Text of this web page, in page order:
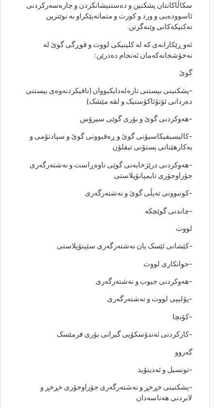
سکاڵاکانتان پشکنین و دەستنیشانکردن و چارەسەرکردنی
ئاسوودەیی و ورد و کورت و متمانەپێکراو بە نوێترین
تەکنیکەکانی وێنەگرتن.
ئەو ڕێکارانەی کە لە کلینیکی لووت و قوڕگی گوێ لە
نەخۆشخانەکەمان ئەنجام دەدرێن:
گوێ
-پشکنینی بیستنی تازەلەدایکبووان (تاقیکردنەوەی بیستنی
دەردانی ئۆتۆئاکۆستیک و لقە مێشک)
-هەوکردنی گوێ و بۆری گوێی سیرۆس
-کالیسیفیکاسیۆنی گوێ و ڕەقبوونی گوێ و سپادتۆمی و
بەکارهێنانی پستۆنی تیفلۆن
-هەوکردنی درێژخایەنی گوێی ناوەڕاست و نەشتەرگەری
جۆراوجۆری تایمپانۆپلاستی
-کونبوونی تەپڵی گوێ و نەشتەرگەری
-چاندنی گوێچکە
لووت
-کێشانی ئێسک یان نەشتەرگەری سێپتۆپلاستی
-جوانکاری لووت
-هەوکردنی جیوب و نەشتەرگەری
-پۆلیپی لووت و نەشتەرگەری
-کۆنچا
-کارکردنی ئەندۆسکۆپی گیرانی بۆری فرمێسک
گەروو
-تونسیل و ئەدینۆید
-پشکنینی خڕخڕ و نەشتەرگەری جۆراوجۆری خڕخڕ و
لابردنی هەناسەدان